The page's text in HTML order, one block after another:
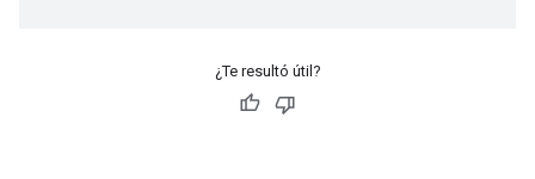
¿Te resultó útil?